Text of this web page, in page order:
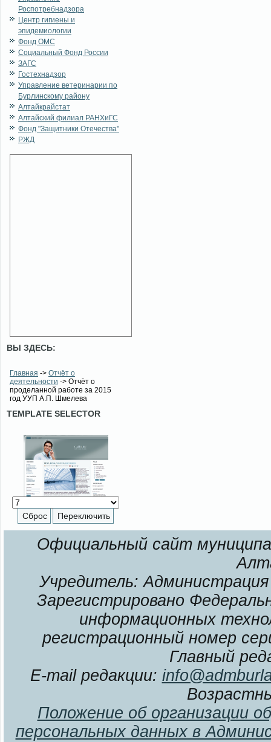
Роспотребнадзора
Центр гигиены и
эпидемиологии
Фонд ОМС
Социальный Фонд России
ЗАГС
Гостехнадзор
Управление ветеринарии по
Бурлинскому району
Алтайкрайстат
Алтайский филиал РАНХиГС
Фонд "Защитники Отечества"
РЖД
ВЫ ЗДЕСЬ:
Главная -> Отчёт о
деятельности -> Отчёт о
проделанной работе за 2015
год УУП А.П. Шмелева
TEMPLATE SELECTOR
Официальный сайт
Учредитель: Администрация
Зарегистрировано
информационных
регистрационный номер
Главный
E-mail редакции:
Положение об организации
персональных данных в